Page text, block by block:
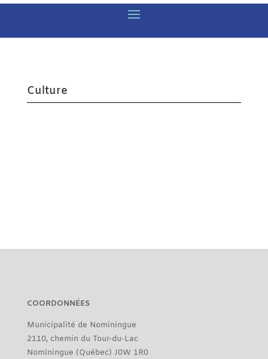
Culture
COORDONNÉES
Municipalité de Nominingue
2110, chemin du Tour-du-Lac
Nominingue (Québec) J0W 1R0